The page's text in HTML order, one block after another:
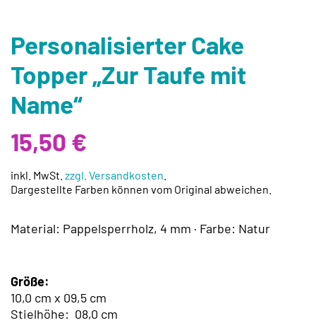
Personalisierter Cake
Topper „Zur Taufe mit
Name“
15,50 €
inkl. MwSt. zzgl. Versandkosten
Dargestellte Farben können vom Original abweichen.
Material: Pappelsperrholz, 4 mm · Farbe: Natur
Größe:
10,0 cm x 09,5 cm
Stielhöhe: 08,0 cm